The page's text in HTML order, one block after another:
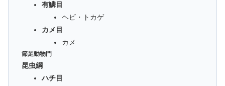
有鱗目
ヘビ・トカゲ
カメ目
カメ
節足動物門
昆虫綱
ハチ目